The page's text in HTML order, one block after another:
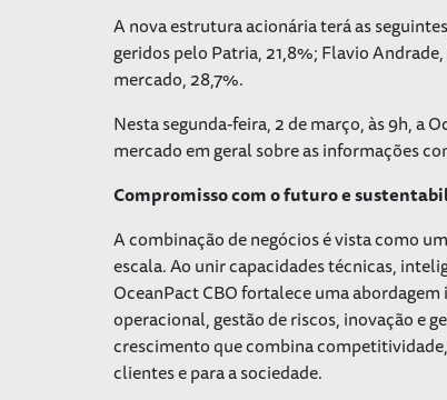
A nova estrutura acionária terá as
geridos pelo Patria, 21,8%; Flavio
mercado, 28,7%.
Nesta segunda-feira, 2 de março, às 9h, a
mercado em geral sobre as informações
Compromisso com o futuro e
A combinação de negócios é vista como
escala. Ao unir capacidades técnicas,
OceanPact CBO fortalece uma
operacional, gestão de riscos, inovação e
crescimento que combina
clientes e para a sociedade.